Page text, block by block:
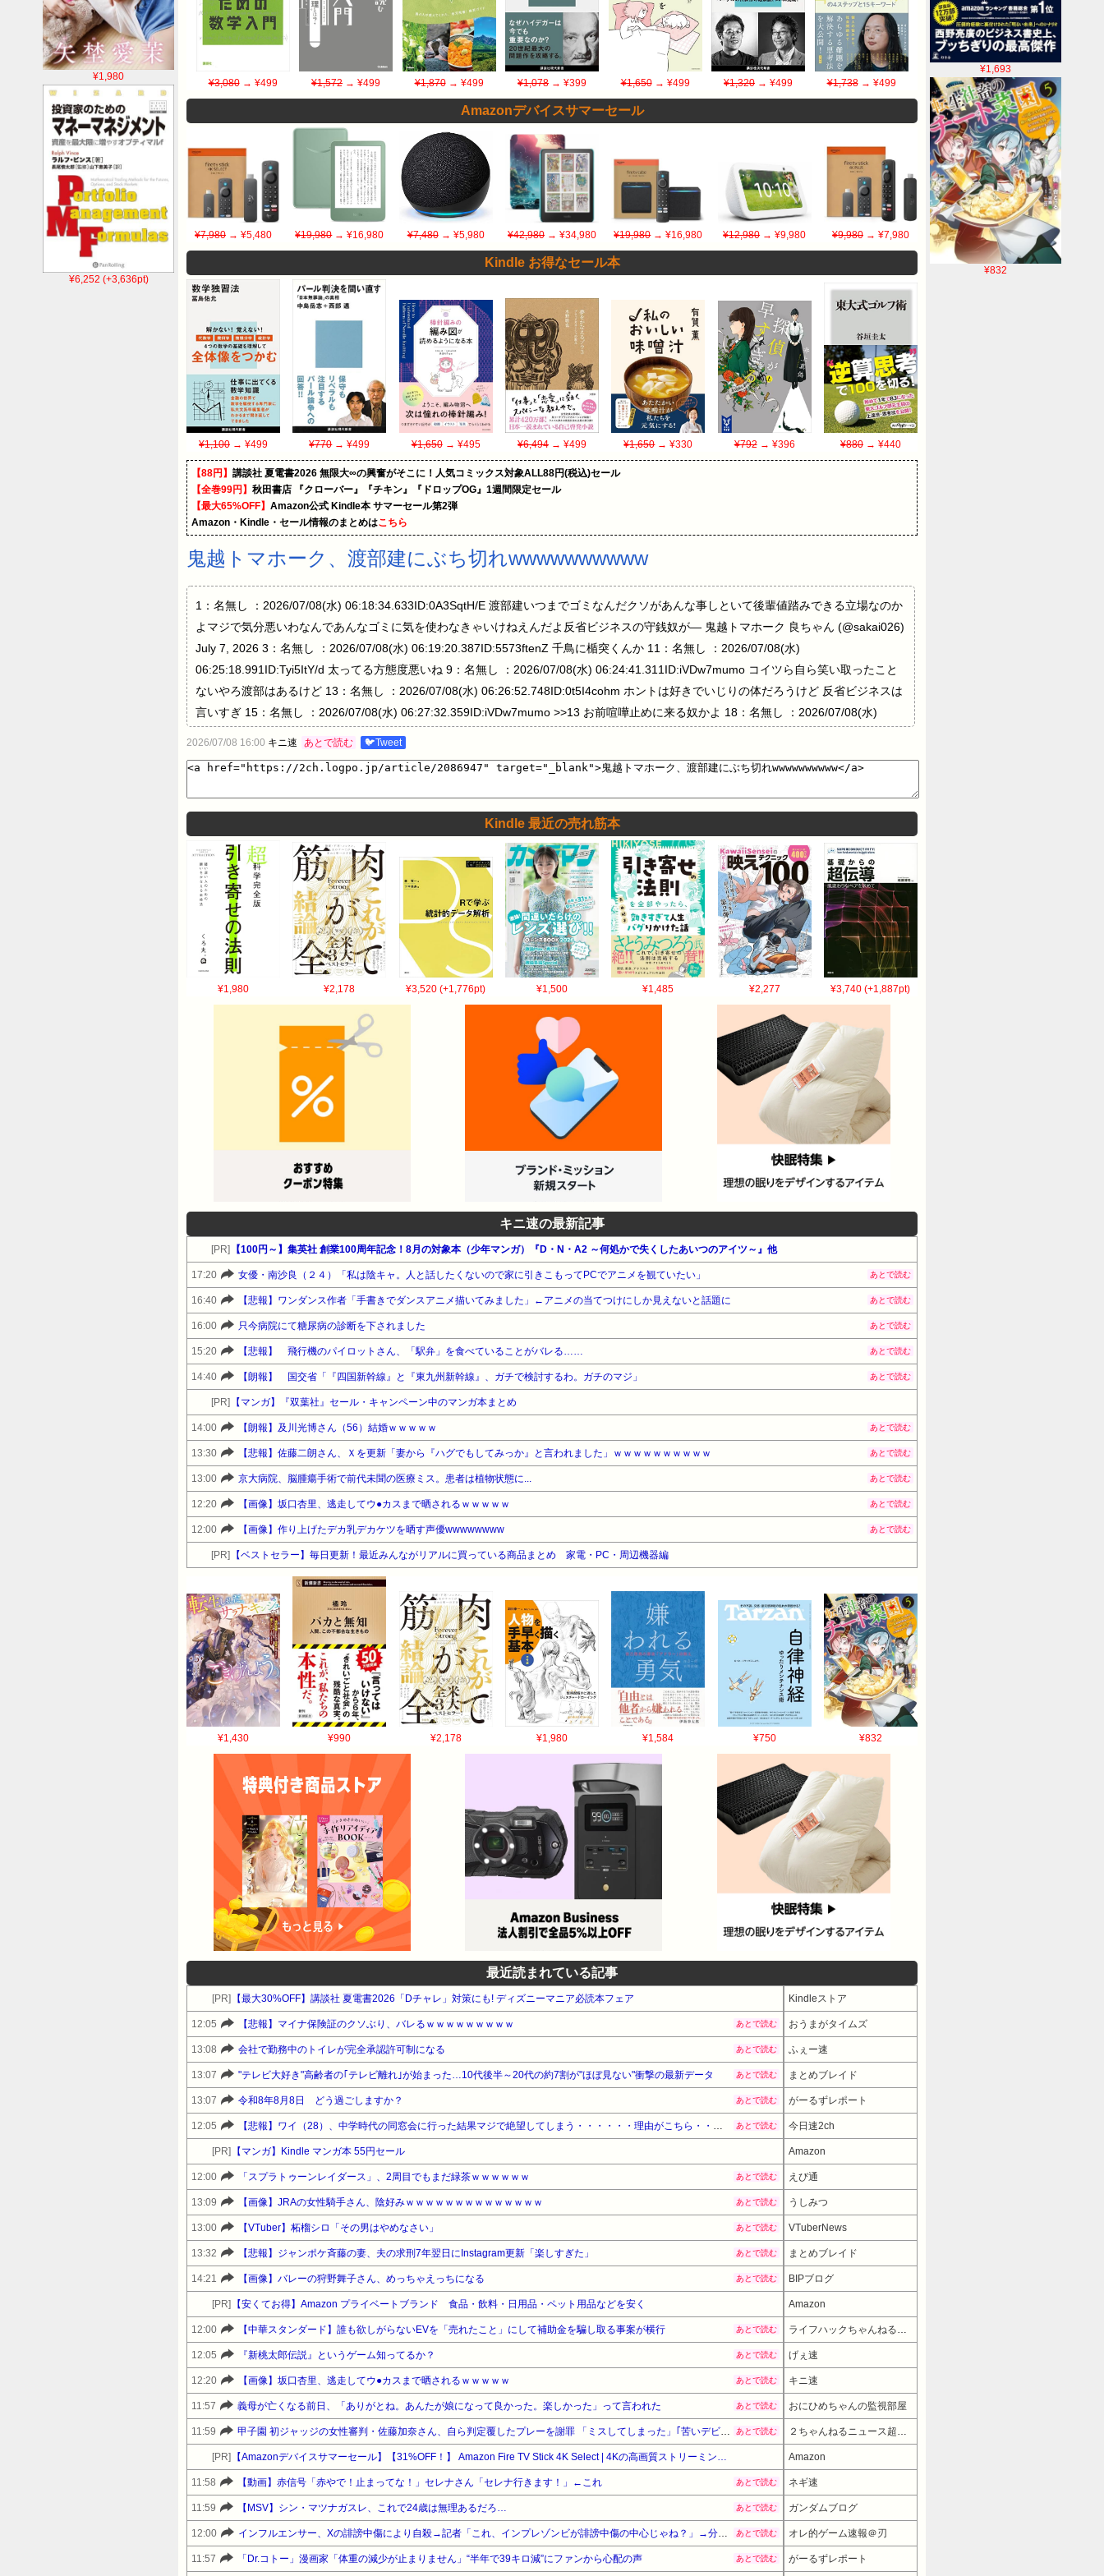
¥1,693
¥832
¥1,980
¥6,252 (+3,636pt)
¥3,080→ ¥499 ¥1,572 → ¥499 ¥1,870→ ¥499 ¥1,078 → ¥399 ¥1,650→ ¥499 ¥1,320 → ¥499 ¥1,738→ ¥499
Amazonデバイスサマーセール
¥7,980 → ¥5,480 ¥19,980→ ¥16,980 ¥7,480→ ¥5,980 ¥42,980→ ¥34,980 ¥19,980→ ¥16,980 ¥12,980→ ¥9,980 ¥9,980→ ¥7,980
Kindle お得なセール本
¥1,100 → ¥499 ¥770→ ¥499 ¥1,650→ ¥495 ¥6,494→ ¥499 ¥1,650→ ¥330 ¥792→ ¥396 ¥880→ ¥440
【88円】 講談社 夏電書2026 無限大∞の興奮がそこに！人気コミックス対象ALL88円(税込)セール
【全巻99円】 秋田書店 『クローバー』『チキン』『ドロップOG』1週間限定セール
【最大65%OFF】 Amazon公式 Kindle本 サマーセール第2弾
Amazon・Kindle・セール情報のまとめはこちら
鬼越トマホーク、渡部建にぶち切れwwwwwwwwww
1：名無し ：2026/07/08(水) 06:18:34.633ID:0A3SqtH/E 渡部建いつまでゴミなんだクソがあんな事しといて後輩値踏みできる立場なのか
よマジで気分悪いわなんであんなゴミに気を使わなきゃいけねえんだよ反省ビジネスの守銭奴が— 鬼越トマホーク 良ちゃん (@sakai026)
July 7, 2026 3：名無し ：2026/07/08(水) 06:19:20.387ID:5573ftenZ 千鳥に楯突くんか 11：名無し ：2026/07/08(水)
06:25:18.991ID:Tyi5ItY/d 太ってる方態度悪いね 9：名無し ：2026/07/08(水) 06:24:41.311ID:iVDw7mumo コイツら自ら笑い取ったこと
ないやろ渡部はあるけど 13：名無し ：2026/07/08(水) 06:26:52.748ID:0t5I4cohm ホントは好きでいじりの体だろうけど 反省ビジネスは
言いすぎ 15：名無し ：2026/07/08(水) 06:27:32.359ID:iVDw7mumo >>13 お前喧嘩止めに来る奴かよ 18：名無し ：2026/07/08(水)
06:28:24.670ID:ZCv/uO5MR 本当にやばいの金野なんよな 周りの芸人ガチでビビッてる…
2026/07/08 16:00 キニ速 あとで読む 🐦Tweet
Kindle 最近の売れ筋本
¥1,980 ¥2,178 ¥3,520 (+1,776pt) ¥1,500 ¥1,485 ¥2,277 ¥3,740 (+1,887pt)
キニ速の最新記事
[PR] 【100円～】集英社 創業100周年記念！8月の対象本（少年マンガ）『D・N・A2 ～何処かで失くしたあいつのアイツ～』他
17:20 女優・南沙良（２４）「私は陰キャ。人と話したくないので家に引きこもってPCでアニメを観ていたい」 あとで読む
16:40 【悲報】ワンダンス作者「手書きでダンスアニメ描いてみました」←アニメの当てつけにしか見えないと話題に あとで読む
16:00 只今病院にて糖尿病の診断を下されました あとで読む
15:20 【悲報】 飛行機のパイロットさん、「駅弁」を食べていることがバレる…… あとで読む
14:40 【朗報】 国交省「『四国新幹線』と『東九州新幹線』、ガチで検討するわ。ガチのマジ」 あとで読む
[PR] 【マンガ】『双葉社』セール・キャンペーン中のマンガ本まとめ
14:00 【朗報】及川光博さん（56）結婚ｗｗｗｗｗ あとで読む
13:30 【悲報】佐藤二朗さん、Ｘを更新「妻から『ハグでもしてみっか』と言われました」ｗｗｗｗｗｗｗｗｗｗ あとで読む
13:00 京大病院、脳腫瘍手術で前代未聞の医療ミス。患者は植物状態に... あとで読む
12:20 【画像】坂口杏里、逃走してウ●カスまで晒されるｗｗｗｗｗ あとで読む
12:00 【画像】作り上げたデカ乳デカケツを晒す声優wwwwwwww あとで読む
[PR] 【ベストセラー】毎日更新！最近みんながリアルに買っている商品まとめ 家電・PC・周辺機器編
¥1,430 ¥990 ¥2,178 ¥1,980 ¥1,584 ¥750 ¥832
最近読まれている記事
[PR] 【最大30%OFF】講談社 夏電書2026「Dチャレ」対策にも! ディズニーマニア必読本フェア Kindleストア
12:05 【悲報】マイナ保険証のクソぶり、バレるｗｗｗｗｗｗｗｗｗ あとで読む おうまがタイムズ
13:08 会社で勤務中のトイレが完全承認許可制になる あとで読む ふぇー速
13:07 "テレビ大好き"高齢者の｢テレビ離れ｣が始まった…10代後半～20代の約7割が"ほぼ見ない"衝撃の最新データ あとで読む まとめブレイド
13:07 令和8年8月8日 どう過ごしますか？ あとで読む がーるずレポート
12:05 【悲報】ワイ（28）、中学時代の同窓会に行った結果マジで絶望してしまう・・・・・・理由がこちら・・・・・・ あとで読む 今日速2ch
[PR] 【マンガ】Kindle マンガ本 55円セール Amazon
12:00 「スプラトゥーンレイダース」、2周目でもまだ緑茶ｗｗｗｗｗｗ あとで読む えび通
13:09 【画像】JRAの女性騎手さん、陰好みｗｗｗｗｗｗｗｗｗｗｗｗｗｗ あとで読む うしみつ
13:00 【VTuber】柘榴シロ「その男はやめなさい」 あとで読む VTuberNews
13:32 【悲報】ジャンポケ斉藤の妻、夫の求刑7年翌日にInstagram更新「楽しすぎた」 あとで読む まとめブレイド
14:21 【画像】バレーの狩野舞子さん、めっちゃえっちになる あとで読む BIPブログ
[PR] 【安くてお得】Amazon プライベートブランド 食品・飲料・日用品・ペット用品などを安く Amazon
12:00 【中華スタンダード】誰も欲しがらないEVを「売れたこと」にして補助金を騙し取る事案が横行 あとで読む ライフハックちゃんねる弐式
12:05 『新桃太郎伝説』というゲーム知ってるか？ あとで読む げぇ速
12:20 【画像】坂口杏里、逃走してウ●カスまで晒されるｗｗｗｗｗ あとで読む キニ速
11:57 義母が亡くなる前日、「ありがとね。あんたが娘になって良かった。楽しかった」って言われた あとで読む おにひめちゃんの監視部屋
11:59 甲子園 初ジャッジの女性審判・佐藤加奈さん、自ら判定覆したプレーを謝罪 「ミスしてしまった」｢苦いデビュー戦に…｣ #高校野球 | 言うほどミスか？ あとで読む ２ちゃんねるニュース超速まとめ＋
[PR] 【Amazonデバイスサマーセール】【31%OFF！】 Amazon Fire TV Stick 4K Select | 4Kの高画質ストリーミング | ストリーミングメディアプレイヤー Amazon
11:58 【動画】赤信号「赤やで！止まってな！」セレナさん「セレナ行きます！」←これ あとで読む ネギ速
11:59 【MSV】シン・マツナガスレ、これで24歳は無理あるだろ… あとで読む ガンダムブログ
12:00 インフルエンサー、Xの誹謗中傷により自殺→記者「これ、インプレゾンビが誹謗中傷の中心じゃね？」→分析していくとヤバイ真実が浮かび上がる あとで読む オレ的ゲーム速報＠刃
11:57 「Dr.コトー」漫画家「体重の減少が止まりません」“半年で39キロ減”にファンから心配の声 あとで読む がーるずレポート